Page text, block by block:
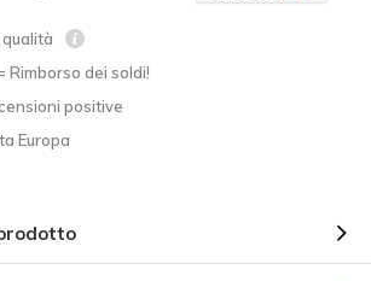
Rimborso dei soldi!
positive
Europa